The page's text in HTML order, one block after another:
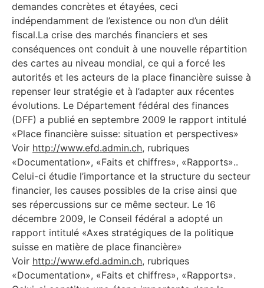
demandes concrètes et étayées, ceci
indépendamment de l’existence ou non d’un délit
fiscal.La crise des marchés financiers et ses
conséquences ont conduit à une nouvelle répartition
des cartes au niveau mondial, ce qui a forcé les
autorités et les acteurs de la place financière suisse à
repenser leur stratégie et à l’adapter aux récentes
évolutions. Le Département fédéral des finances
(DFF) a publié en septembre 2009 le rapport intitulé
«Place financière suisse: situation et perspectives»
Voir http://www.efd.admin.ch, rubriques
«Documentation», «Faits et chiffres», «Rapports»..
Celui-ci étudie l’importance et la structure du secteur
financier, les causes possibles de la crise ainsi que
ses répercussions sur ce même secteur. Le 16
décembre 2009, le Conseil fédéral a adopté un
rapport intitulé «Axes stratégiques de la politique
suisse en matière de place financière»
Voir http://www.efd.admin.ch, rubriques
«Documentation», «Faits et chiffres», «Rapports».